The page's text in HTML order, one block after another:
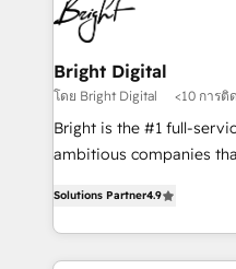
Impact Award 🏆2022
Award 🏆2022 Platform
Award 🏆2020 Elite
Integrations HubSpot
Marketing Enablement
2018 Website Design
Growth-Driven Design
Sales Enablement
Bright Digital
โดย Bright Digital <10 การติ
Bright is the #1 full-
ambitious companies
developing a new
digital marketing; we do
results)! In short, our services include: - HubSpot
Solutions Partner4.9